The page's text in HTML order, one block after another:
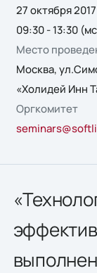
27 октября 2017
09:30 - 13:30
Место
Москва,
«Холидей Инн
Оргкомитет